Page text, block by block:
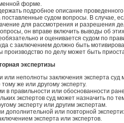
форме.
подробное описание
судом вопросы. В случае,
для рассмотрения и разрешения
он вправе включить выводы об
и оценивается судом по
с заключением должно быть
производство по делу может быть
экспертизы
или неполноты заключения эксперта
же или другому эксперту.
в правильности или обоснованности
экспертов суд может назначить по
эксперту или другим экспертам.
дополнительной или повторной
эксперта или экспертов.